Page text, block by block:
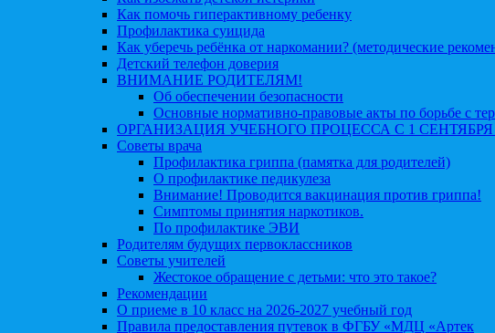
Как помочь гиперактивному ребенку
Профилактика суицида
Как уберечь ребёнка от наркомании? (методические
Детский телефон доверия
ВНИМАНИЕ РОДИТЕЛЯМ!
Об обеспечении безопасности
Основные нормативно-правовые акты по борьбе с
ОРГАНИЗАЦИЯ УЧЕБНОГО ПРОЦЕССА С 1 СЕНТЯБРЯ
Советы врача
Профилактика гриппа (памятка для родителей)
О профилактике педикулеза
Внимание! Проводится вакцинация против гриппа!
Симптомы принятия наркотиков.
По профилактике ЭВИ
Родителям будущих первоклассников
Советы учителей
Жестокое обращение с детьми: что это такое?
Рекомендации
О приеме в 10 класс на 2026-2027 учебный год
Правила предоставления путевок в ФГБУ «МДЦ «Артек